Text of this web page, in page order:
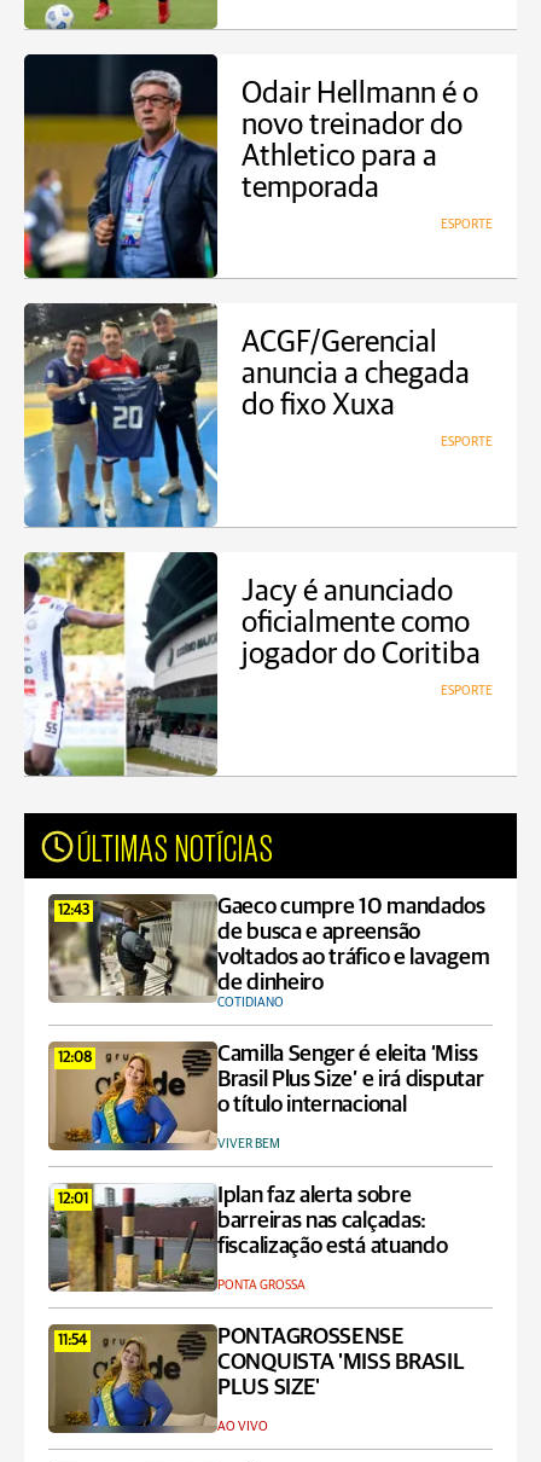
Odair Hellmann é o
novo treinador do
Athletico para a
temporada
ESPORTE
ACGF/Gerencial
anuncia a chegada
do fixo Xuxa
ESPORTE
Jacy é anunciado
oficialmente como
jogador do Coritiba
ESPORTE
ÚLTIMAS NOTÍCIAS
12:43
Gaeco cumpre 10 mandados
de busca e apreensão
voltados ao tráfico e lavagem
de dinheiro
COTIDIANO
12:08
Camilla Senger é eleita ‘Miss
Brasil Plus Size’ e irá disputar
o título internacional
VIVER BEM
12:01
Iplan faz alerta sobre
barreiras nas calçadas:
fiscalização está atuando
PONTA GROSSA
11:54
PONTAGROSSENSE
CONQUISTA 'MISS BRASIL
PLUS SIZE'
AO VIVO